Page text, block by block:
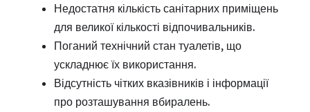
Недостатня кількість санітарних приміщень
для великої кількості відпочивальників.
Поганий технічний стан туалетів, що
ускладнює їх використання.
Відсутність чітких вказівників і інформації
про розташування вбиралень.